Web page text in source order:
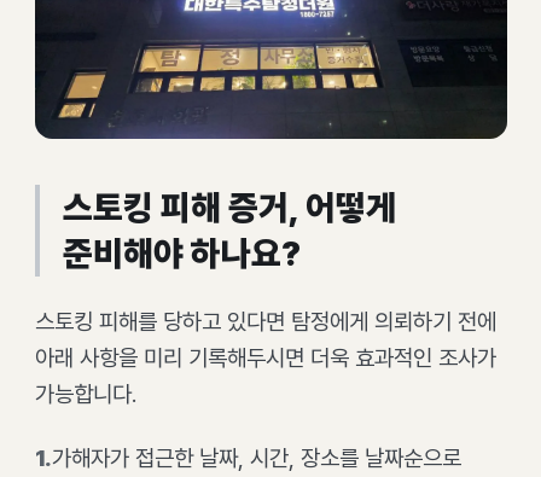
스토킹 피해 증거, 어떻게
준비해야 하나요?
스토킹 피해를 당하고 있다면 탐정에게 의뢰하기 전에
아래 사항을 미리 기록해두시면 더욱 효과적인 조사가
가능합니다.
1.가해자가 접근한 날짜, 시간, 장소를 날짜순으로